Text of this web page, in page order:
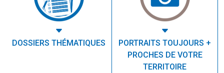
DOSSIERS THÉMATIQUES
PORTRAITS TOUJOURS +
PROCHES DE VOTRE
TERRITOIRE